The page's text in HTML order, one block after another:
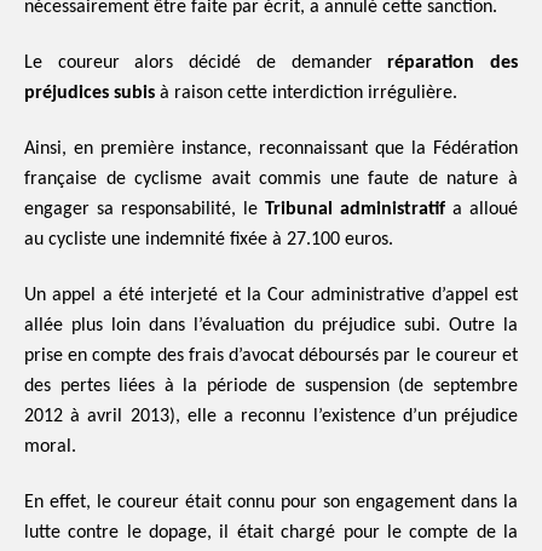
nécessairement être faite par écrit, a annulé cette sanction.
Le coureur alors décidé de demanderréparation des
préjudices subis à raison cette interdiction irrégulière.
Ainsi, en première instance, reconnaissant que la Fédération
française de cyclisme avait commis une faute de nature à
engager sa responsabilité, le Tribunal administratif a alloué
au cycliste une indemnité fixée à 27.100 euros.
Un appel a été interjeté et la Cour administrative d’appel est
allée plus loin dans l’évaluation du préjudice subi. Outre la
prise en compte des frais d’avocat déboursés par le coureur et
des pertes liées à la période de suspension (de septembre
2012 à avril 2013), elle a reconnu l’existence d’un préjudice
moral.
En effet, le coureur était connu pour son engagement dans la
lutte contre le dopage, il était chargé pour le compte de la